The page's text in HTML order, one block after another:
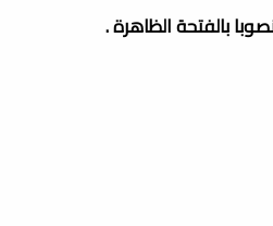
بالفتحة الظاهرة .